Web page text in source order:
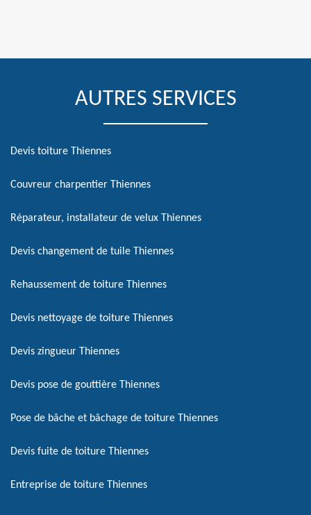
AUTRES SERVICES
Devis toiture Thiennes
Couvreur charpentier Thiennes
Réparateur, installateur de velux Thiennes
Devis changement de tuile Thiennes
Rehaussement de toiture Thiennes
Devis nettoyage de toiture Thiennes
Devis zingueur Thiennes
Devis pose de gouttière Thiennes
Pose de bâche et bâchage de toiture Thiennes
Devis fuite de toiture Thiennes
Entreprise de toiture Thiennes